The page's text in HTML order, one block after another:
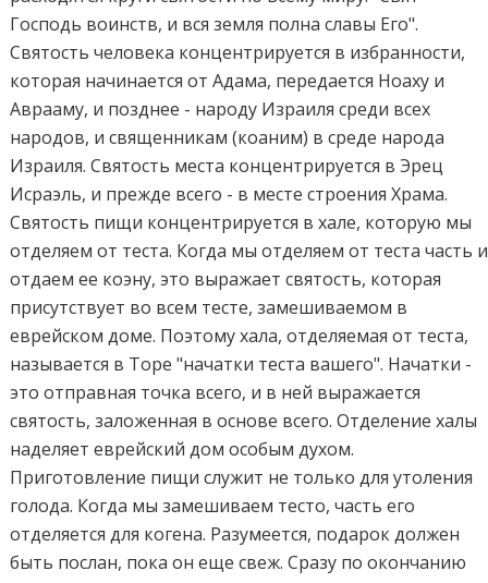
Господь воинств, и вся земля полна славы Его".
Святость человека концентрируется в избранности,
которая начинается от Адама, передается Ноаху и
Аврааму, и позднее - народу Израиля среди всех
народов, и священникам (коаним) в среде народа
Израиля. Святость места концентрируется в Эрец
Исраэль, и прежде всего - в месте строения Храма.
Святость пищи концентрируется в хале, которую мы
отделяем от теста. Когда мы отделяем от теста часть и
отдаем ее коэну, это выражает святость, которая
присутствует во всем тесте, замешиваемом в
еврейском доме. Поэтому хала, отделяемая от теста,
называется в Торе "начатки теста вашего". Начатки -
это отправная точка всего, и в ней выражается
святость, заложенная в основе всего. Отделение халы
наделяет еврейский дом особым духом.
Приготовление пищи служит не только для утоления
голода. Когда мы замешиваем тесто, часть его
отделяется для когена. Разумеется, подарок должен
быть послан, пока он еще свеж. Сразу по окончанию